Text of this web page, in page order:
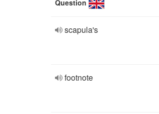
Question
scapula's
footnote